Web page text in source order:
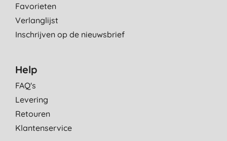
Favorieten
Verlanglijst
Inschrijven op de nieuwsbrief
Help
FAQ's
Levering
Retouren
Klantenservice